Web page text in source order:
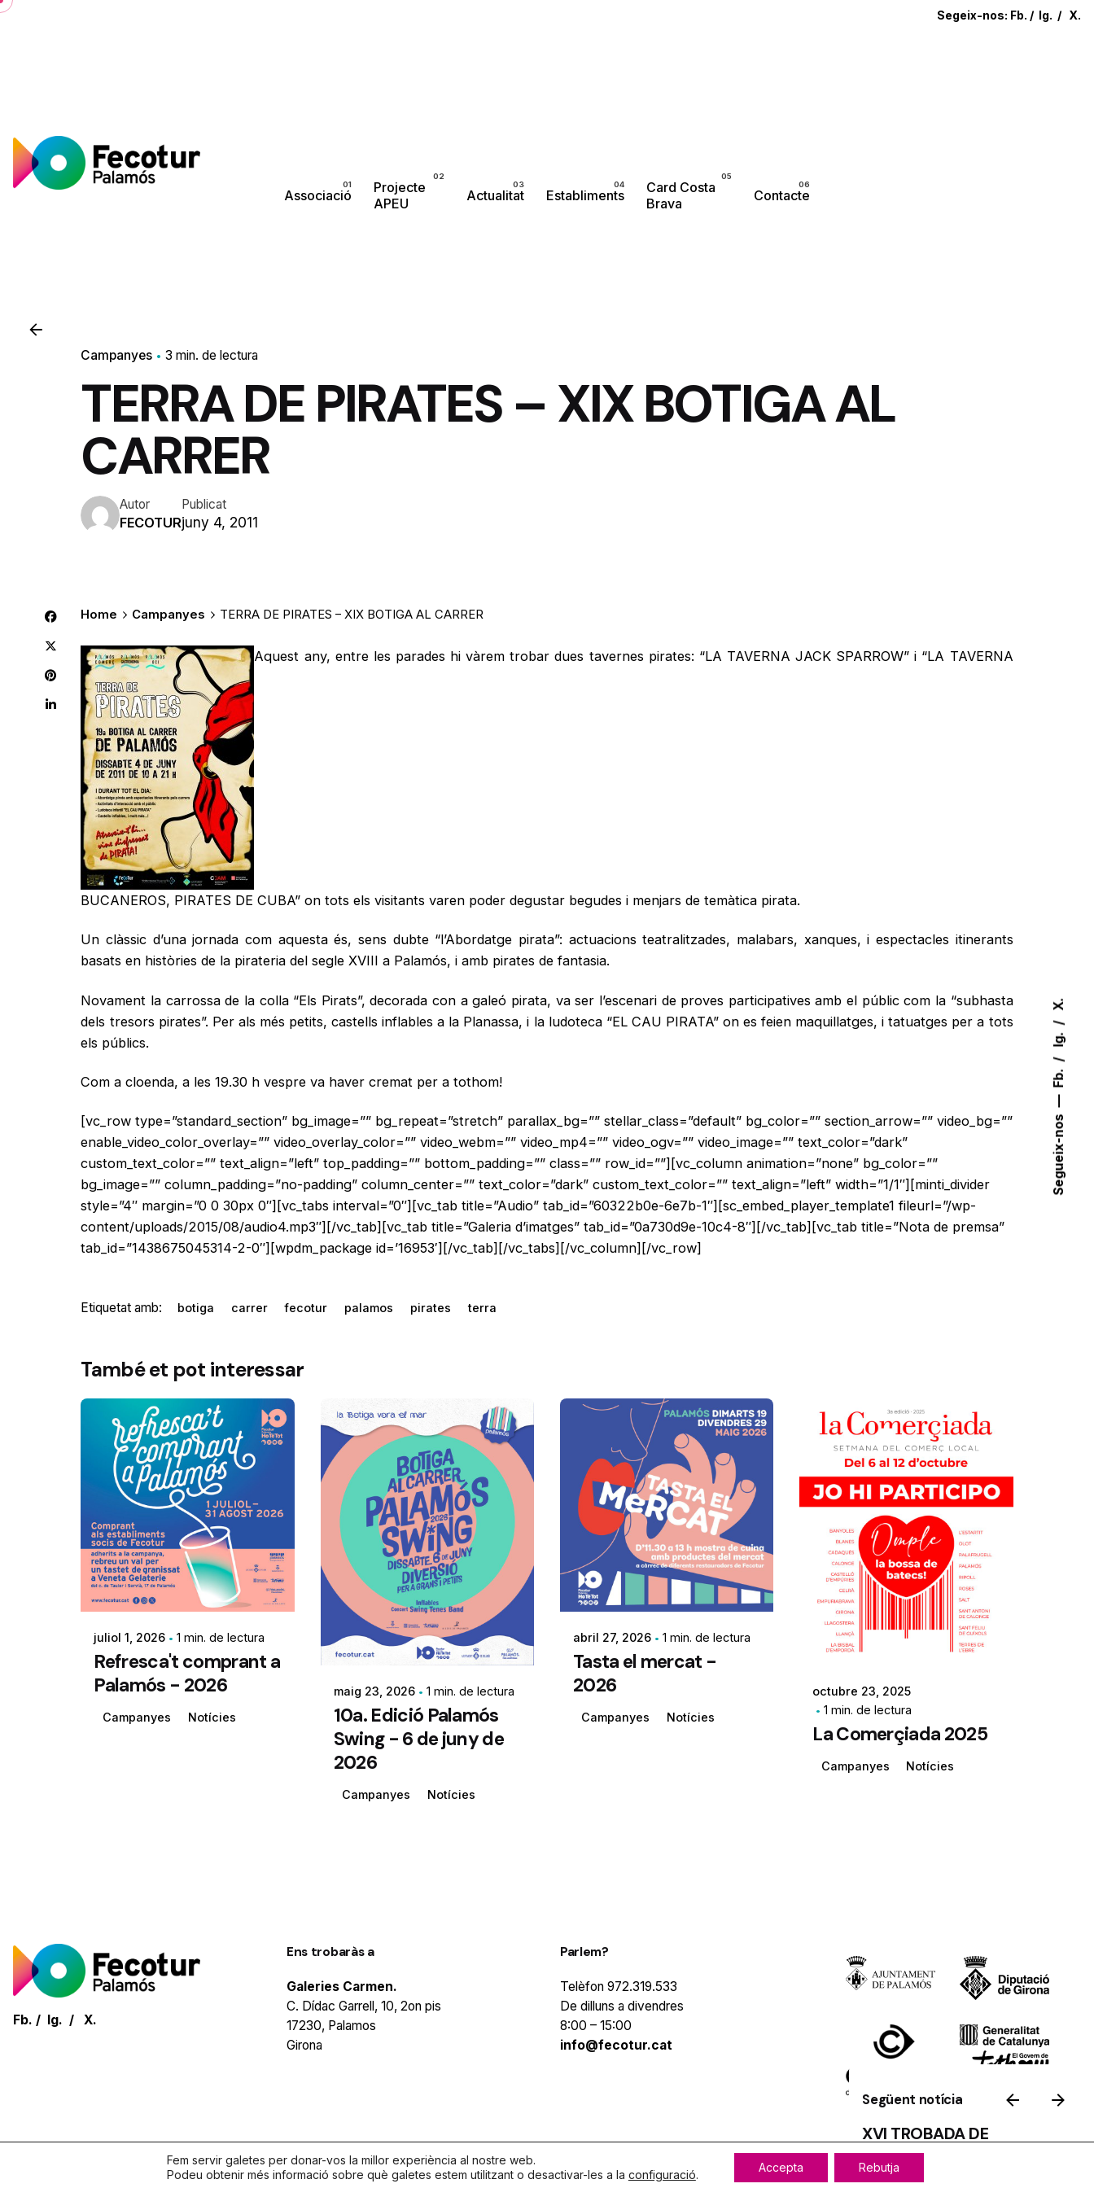
Segueix-nos
Fb.
Ig.
X.
Skip
Segeix-nos: Fb. / Ig. / X.
Associació
Projecte
APEU
Actualitat Establiments
Card Costa
Brava
Contacte
Campanyes 3 min. de lectura
TERRA DE PIRATES – XIX BOTIGA AL
CARRER
Autor
FECOTUR
Publicat
juny 4, 2011
Home Campanyes TERRA DE PIRATES – XIX BOTIGA AL CARRER
Aquest any, entre les parades hi vàrem trobar dues tavernes pirates: “LA TAVERNA JACK SPARROW” i “LA TAVERNA
BUCANEROS, PIRATES DE CUBA” on tots els visitants varen poder degustar begudes i menjars de temàtica pirata.
Un clàssic d’una jornada com aquesta és, sens dubte “l’Abordatge pirata”: actuacions teatralitzades, malabars, xanques, i espectacles itinerants
basats en històries de la pirateria del segle XVIII a Palamós, i amb pirates de fantasia.
Novament la carrossa de la colla “Els Pirats”, decorada con a galeó pirata, va ser l’escenari de proves participatives amb el públic com la “subhasta
dels tresors pirates”. Per als més petits, castells inflables a la Planassa, i la ludoteca “EL CAU PIRATA” on es feien maquillatges, i tatuatges per a tots
els públics.
Com a cloenda, a les 19.30 h vespre va haver cremat per a tothom!
[vc_row type=”standard_section” bg_image=”” bg_repeat=”stretch” parallax_bg=”” stellar_class=”default” bg_color=”” section_arrow=”” video_bg=””
enable_video_color_overlay=”” video_overlay_color=”” video_webm=”” video_mp4=”” video_ogv=”” video_image=”” text_color=”dark”
custom_text_color=”” text_align=”left” top_padding=”” bottom_padding=”” class=”” row_id=””][vc_column animation=”none” bg_color=””
bg_image=”” column_padding=”no-padding” column_center=”” text_color=”dark” custom_text_color=”” text_align=”left” width=”1/1″][minti_divider
style=”4″ margin=”0 0 30px 0″][vc_tabs interval=”0″][vc_tab title=”Audio” tab_id=”60322b0e-6e7b-1″][sc_embed_player_template1 fileurl=”/wp-
content/uploads/2015/08/audio4.mp3″][/vc_tab][vc_tab title=”Galeria d’imatges” tab_id=”0a730d9e-10c4-8″][/vc_tab][vc_tab title=”Nota de premsa”
tab_id=”1438675045314-2-0″][wpdm_package id=’16953′][/vc_tab][/vc_tabs][/vc_column][/vc_row]
Etiquetat amb: botiga carrer fecotur palamos pirates terra
Següent notícia
XVI TROBADA DE
PUNTAIRES
També et pot interessar
juliol 1, 2026 1 min. de lectura
Refresca't comprant a
Palamós - 2026
Campanyes Notícies
maig 23, 2026 1 min. de lectura
10a. Edició Palamós
Swing - 6 de juny de
2026
Campanyes Notícies
abril 27, 2026 1 min. de lectura
Tasta el mercat -
2026
Campanyes Notícies
octubre 23, 2025
1 min. de lectura
La Comerçiada 2025
Campanyes Notícies
Fb. / Ig. / X.
Ens trobaràs a
Galeries Carmen.
C. Dídac Garrell, 10, 2on pis
17230, Palamos
Girona
Parlem?
Telèfon 972.319.533
De dilluns a divendres
8:00 – 15:00
info@fecotur.cat
Fem servir galetes per donar-vos la millor experiència al nostre web.
Podeu obtenir més informació sobre què galetes estem utilitzant o desactivar-les a la configuració.
Accepta Rebutja